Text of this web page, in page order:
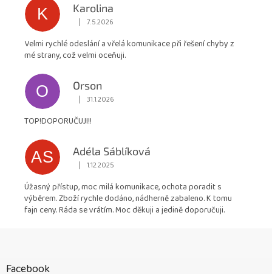
K
Karolina
Hodnocení obchodu je 5 z 5 hvězdiček.
| 7.5.2026
Velmi rychlé odeslání a vřelá komunikace při řešení chyby z
mé strany, což velmi oceňuji.
O
Orson
Hodnocení obchodu je 5 z 5 hvězdiček.
| 31.1.2026
TOP!DOPORUČUJI!!
AS
Adéla Sáblíková
Hodnocení obchodu je 5 z 5 hvězdiček.
| 1.12.2025
Úžasný přístup, moc milá komunikace, ochota poradit s
výběrem. Zboží rychle dodáno, nádherně zabaleno. K tomu
fajn ceny. Ráda se vrátím. Moc děkuji a jedině doporučuji.
Facebook